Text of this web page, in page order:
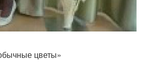
цветы»